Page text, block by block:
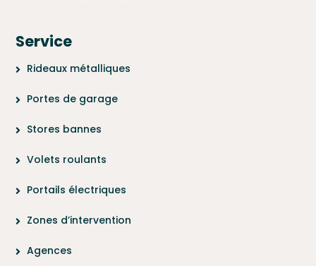
Service
Rideaux métalliques
Portes de garage
Stores bannes
Volets roulants
Portails électriques
Zones d’intervention
Agences